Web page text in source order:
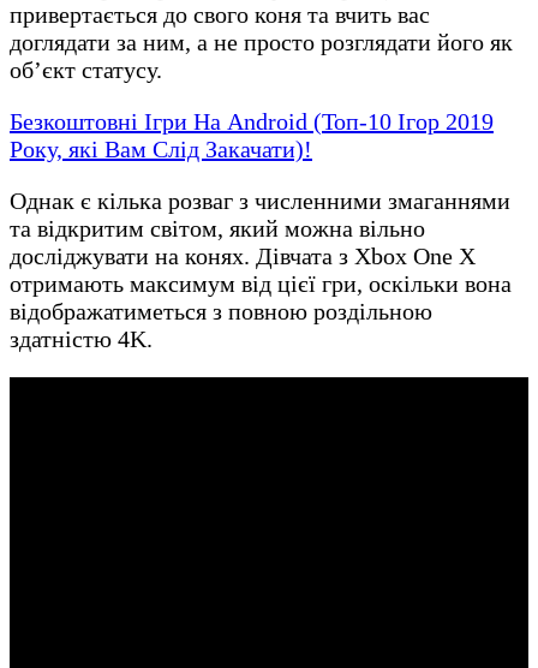
привертається до свого коня та вчить вас
доглядати за ним, а не просто розглядати його як
об’єкт статусу.
Безкоштовні Ігри На Android (Топ-10 Ігор 2019
Року, які Вам Слід Закачати)!
Однак є кілька розваг з численними змаганнями
та відкритим світом, який можна вільно
досліджувати на конях. Дівчата з Xbox One X
отримають максимум від цієї гри, оскільки вона
відображатиметься з повною роздільною
здатністю 4K.